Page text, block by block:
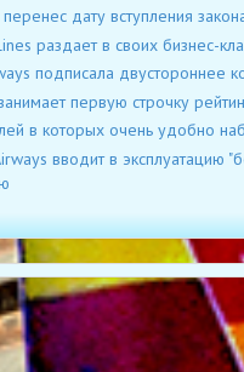
перенес дату вступления
раздает в своих бизнес-
подписала двустороннее
первую строчку
в которых очень удобно
вводит в эксплуатацию